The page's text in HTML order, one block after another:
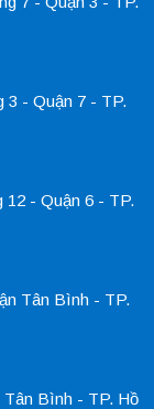
- Quận 7 - TP.
12 - Quận 6 - TP.
Tân Bình - TP.
Bình - TP. Hồ